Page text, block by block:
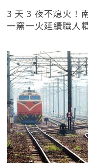
3 天 3 夜不熄火！
一窯一火延續職人